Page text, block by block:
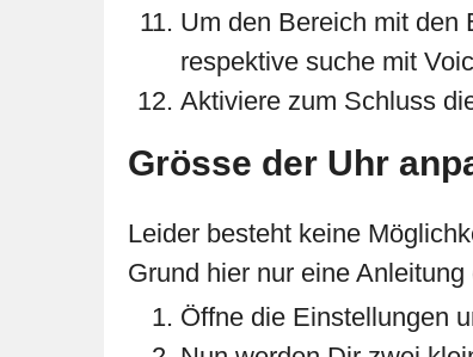
Um den Bereich mit den
respektive suche mit
Aktiviere zum Schluss
Grösse der Uhr
Leider besteht keine
Grund hier nur eine
Öffne die Einstellungen